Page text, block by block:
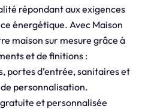
répondant aux exigences
énergétique. Avec Maison
maison sur mesure grâce à
et de finitions :
portes d’entrée, sanitaires et
personnalisation.
et personnalisée